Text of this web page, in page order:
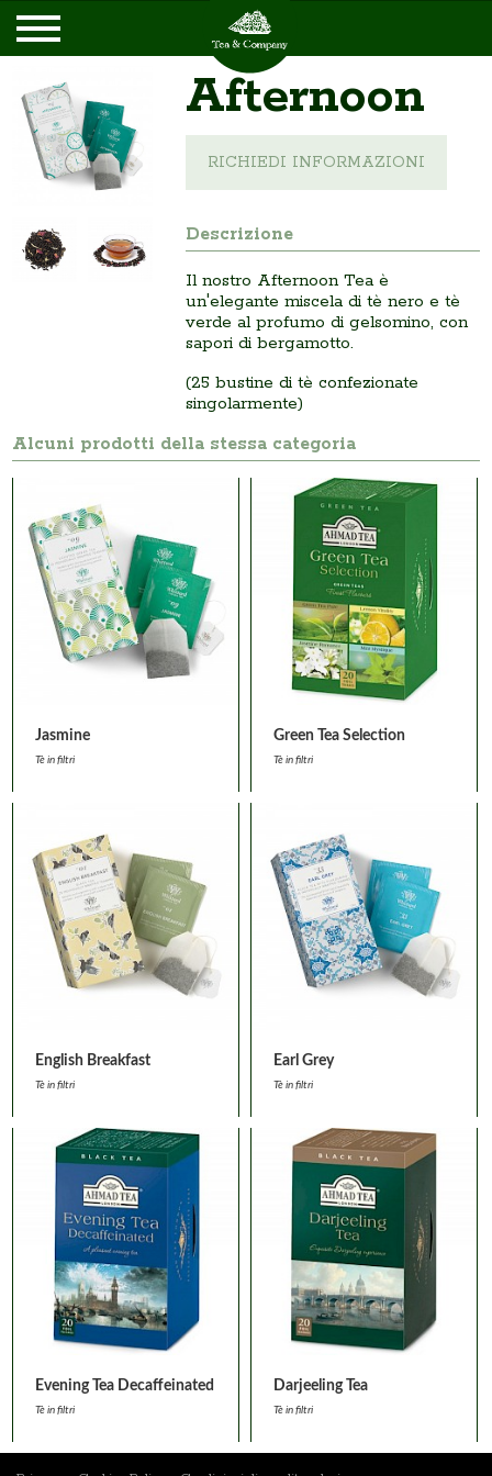
Afternoon
RICHIEDI INFORMAZIONI
Descrizione
Il nostro Afternoon Tea è
un'elegante miscela di tè nero e tè
verde al profumo di gelsomino, con
sapori di bergamotto.
(25 bustine di tè confezionate
singolarmente)
Alcuni prodotti della stessa categoria
Jasmine
Tè in filtri
Green Tea Selection
Tè in filtri
English Breakfast
Tè in filtri
Earl Grey
Tè in filtri
Evening Tea Decaffeinated
Tè in filtri
Darjeeling Tea
Tè in filtri